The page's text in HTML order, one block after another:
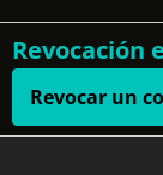
Revocación
Revocar un